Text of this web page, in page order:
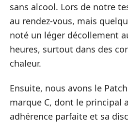
sans alcool. Lors de notre
au rendez-vous, mais
noté un léger décollement
heures, surtout dans des
chaleur.
Ensuite, nous avons le
marque C, dont le principal
adhérence parfaite et sa